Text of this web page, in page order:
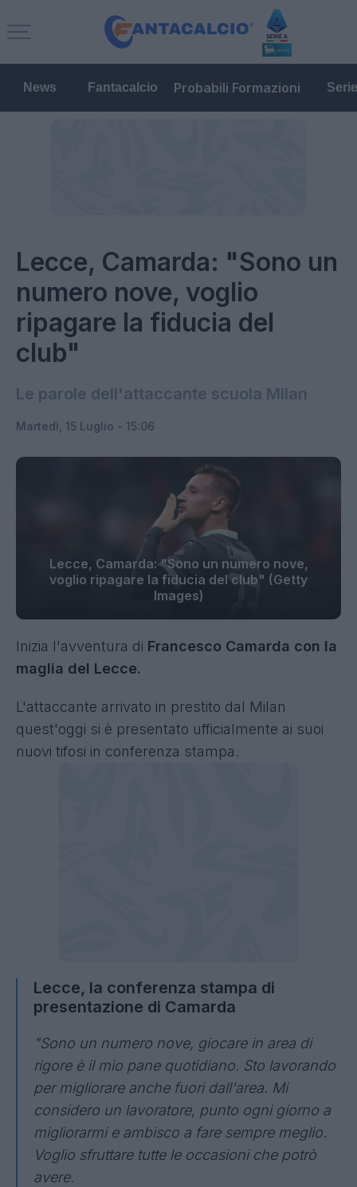
News Fantacalcio Probabili Formazioni
Lecce, Camarda: "Sono un
numero nove, voglio
ripagare la fiducia del
club"
Le parole dell'attaccante scuola Milan
Martedì, 15 Luglio - 15:06
Lecce, Camarda: "Sono un numero nove,
voglio ripagare la fiducia del club" (Getty
Images)
Inizia l'avventura di Francesco Camarda con la
maglia del Lecce.
L'attaccante arrivato in prestito dal Milan
quest'oggi si è presentato ufficialmente ai suoi
nuovi tifosi in conferenza stampa.
Lecce, la conferenza stampa di
presentazione di Camarda
"Sono un numero nove, giocare in area di
rigore è il mio pane quotidiano. Sto lavorando
per migliorare anche fuori dall'area. Mi
considero un lavoratore, punto ogni giorno a
migliorarmi e ambisco a fare sempre meglio.
Voglio sfruttare tutte le occasioni che potrò
avere.